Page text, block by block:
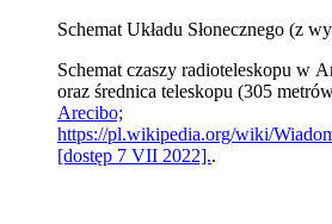
Schemat Układu Słonecznego (z
Schemat czaszy radioteleskopu w
oraz średnica teleskopu (305
Arecibo;
https://pl.wikipedia.org/wiki/
[dostęp 7 VII 2022]..